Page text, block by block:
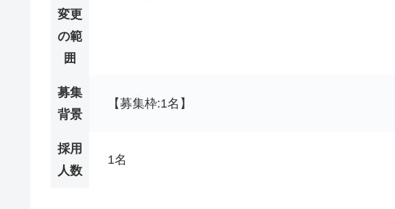
変更
の範
囲
募集
背景
【募集枠:1名】
採用
人数
1名